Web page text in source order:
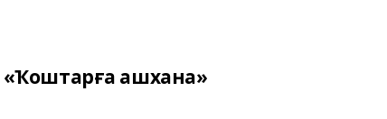
«Ҡоштарға ашхана»